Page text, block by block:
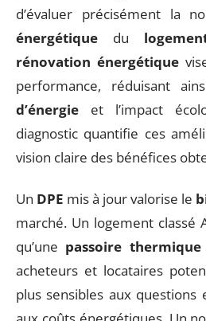
d’évaluer précisément la
énergétique du
rénovation énergétique
performance, réduisant
d’énergie et l’impact
diagnostic quantifie ces
vision claire des bénéfices
Un DPE mis à jour valorise le
marché. Un logement classé
qu’une passoire thermique
acheteurs et locataires
plus sensibles aux questions